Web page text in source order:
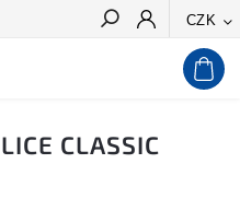
CZK
Hledat
CLASSIC